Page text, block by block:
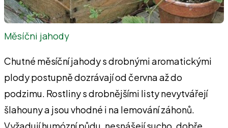
Měsíčni jahody
Chutné měsíční jahody s drobnými aromatickými
plody postupně dozrávají od června až do
podzimu. Rostliny s drobnějšími listy nevytvářejí
šlahouny a jsou vhodné i na lemování záhonů.